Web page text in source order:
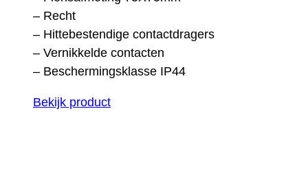
– Recht
– Hittebestendige contactdragers
– Vernikkelde contacten
– Beschermingsklasse IP44
Bekijk product